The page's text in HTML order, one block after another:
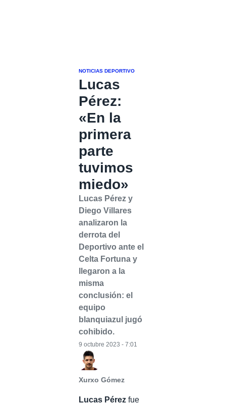
NOTICIAS DEPORTIVO
Lucas
Pérez:
«En la
primera
parte
tuvimos
miedo»
Lucas Pérez y
Diego Villares
analizaron la
derrota del
Deportivo ante el
Celta Fortuna y
llegaron a la
misma
conclusión: el
equipo
blanquiazul jugó
cohibido.
Xurxo Gómez
9 octubre 2023 - 7:01
Lucas Pérez fue